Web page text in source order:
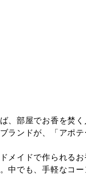
、部屋でお香を焚く
ランドが、「アポテ
メイドで作られる
中でも、手軽なコー